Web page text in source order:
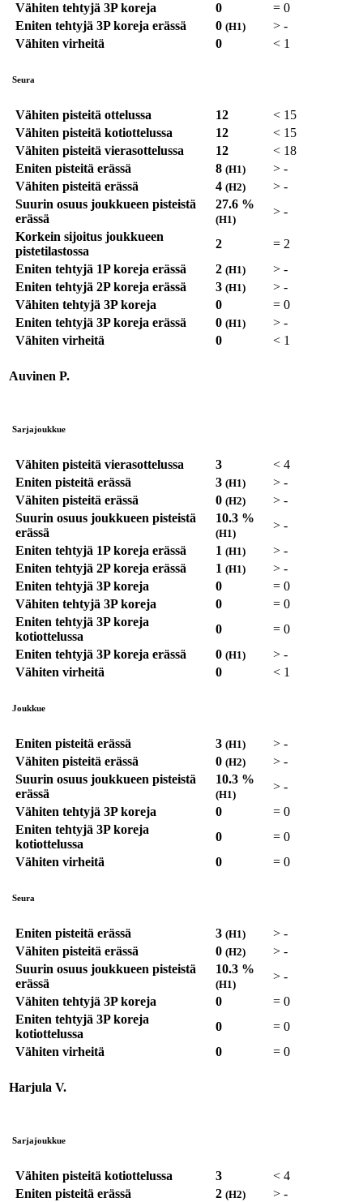
Vähiten tehtyjä 3P koreja
0 = 0
Eniten tehtyjä 3P koreja erässä
0 (H1) > -
Vähiten virheitä
0 < 1
Seura
Vähiten pisteitä ottelussa 12 < 15
Vähiten pisteitä kotiottelussa
12 < 15
Vähiten pisteitä vierasottelussa
12 < 18
Eniten pisteitä erässä
8 (H1) > -
Vähiten pisteitä erässä
4 (H2) > -
Suurin osuus joukkueen pisteistä
erässä
27.6 %
(H1)
> -
Korkein sijoitus joukkueen
pistetilastossa
2 = 2
Eniten tehtyjä 1P koreja erässä
2 (H1) > -
Eniten tehtyjä 2P koreja erässä
3 (H1) > -
Vähiten tehtyjä 3P koreja
0 = 0
Eniten tehtyjä 3P koreja erässä
0 (H1) > -
Vähiten virheitä
0 < 1
Auvinen P.
Sarjajoukkue
Vähiten pisteitä vierasottelussa 3 < 4
Eniten pisteitä erässä
3 (H1) > -
Vähiten pisteitä erässä
0 (H2) > -
Suurin osuus joukkueen pisteistä
erässä
10.3 %
(H1)
> -
Eniten tehtyjä 1P koreja erässä
1 (H1) > -
Eniten tehtyjä 2P koreja erässä
1 (H1) > -
Eniten tehtyjä 3P koreja
0 = 0
Vähiten tehtyjä 3P koreja
0 = 0
Eniten tehtyjä 3P koreja
kotiottelussa
0 = 0
Eniten tehtyjä 3P koreja erässä
0 (H1) > -
Vähiten virheitä
0 < 1
Joukkue
Eniten pisteitä erässä 3 (H1) > -
Vähiten pisteitä erässä
0 (H2) > -
Suurin osuus joukkueen pisteistä
erässä
10.3 %
(H1)
> -
Vähiten tehtyjä 3P koreja
0 = 0
Eniten tehtyjä 3P koreja
kotiottelussa
0 = 0
Vähiten virheitä
0 = 0
Seura
Eniten pisteitä erässä 3 (H1) > -
Vähiten pisteitä erässä
0 (H2) > -
Suurin osuus joukkueen pisteistä
erässä
10.3 %
(H1)
> -
Vähiten tehtyjä 3P koreja
0 = 0
Eniten tehtyjä 3P koreja
kotiottelussa
0 = 0
Vähiten virheitä
0 = 0
Harjula V.
Sarjajoukkue
Vähiten pisteitä kotiottelussa 3 < 4
Eniten pisteitä erässä
2 (H2) > -